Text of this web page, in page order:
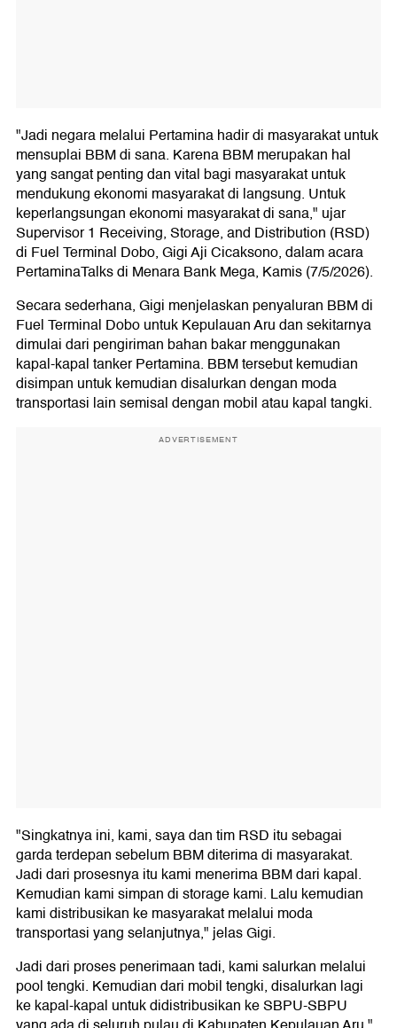
"Jadi negara melalui Pertamina hadir di masyarakat untuk
mensuplai BBM di sana. Karena BBM merupakan hal
yang sangat penting dan vital bagi masyarakat untuk
mendukung ekonomi masyarakat di langsung. Untuk
keperlangsungan ekonomi masyarakat di sana," ujar
Supervisor 1 Receiving, Storage, and Distribution (RSD)
di Fuel Terminal Dobo, Gigi Aji Cicaksono, dalam acara
PertaminaTalks di Menara Bank Mega, Kamis (7/5/2026).
Secara sederhana, Gigi menjelaskan penyaluran BBM di
Fuel Terminal Dobo untuk Kepulauan Aru dan sekitarnya
dimulai dari pengiriman bahan bakar menggunakan
kapal-kapal tanker Pertamina. BBM tersebut kemudian
disimpan untuk kemudian disalurkan dengan moda
transportasi lain semisal dengan mobil atau kapal tangki.
ADVERTISEMENT
"Singkatnya ini, kami, saya dan tim RSD itu sebagai
garda terdepan sebelum BBM diterima di masyarakat.
Jadi dari prosesnya itu kami menerima BBM dari kapal.
Kemudian kami simpan di storage kami. Lalu kemudian
kami distribusikan ke masyarakat melalui moda
transportasi yang selanjutnya," jelas Gigi.
Jadi dari proses penerimaan tadi, kami salurkan melalui
pool tengki. Kemudian dari mobil tengki, disalurkan lagi
ke kapal-kapal untuk didistribusikan ke SBPU-SBPU